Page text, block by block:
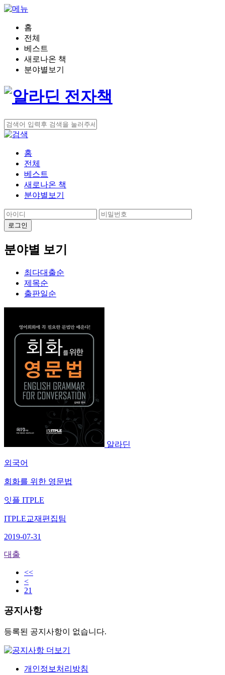
홈
전체
베스트
새로나온 책
분야별보기
홈
전체
베스트
새로나온 책
분야별보기
분야별 보기
최다대출순
제목순
출판일순
알라딘
외국어
회화를 위한 영문법
잇플 ITPLE
ITPLE교재편집팀
2019-07-31
대출
<<
<
21
공지사항
등록된 공지사항이 없습니다.
개인정보처리방침